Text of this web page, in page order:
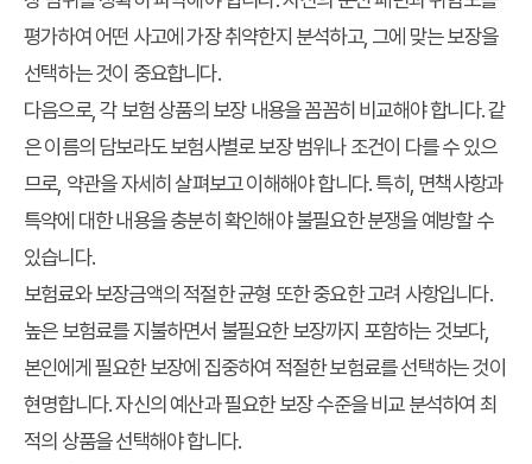
평가하여 어떤 사고에 가장 취약한지 분석하고, 그에 맞는 보장을
선택하는 것이 중요합니다.
다음으로, 각 보험 상품의 보장 내용을 꼼꼼히 비교해야 합니다. 같
은 이름의 담보라도 보험사별로 보장 범위나 조건이 다를 수 있으
므로, 약관을 자세히 살펴보고 이해해야 합니다. 특히, 면책사항과
특약에 대한 내용을 충분히 확인해야 불필요한 분쟁을 예방할 수
있습니다.
보험료와 보장금액의 적절한 균형 또한 중요한 고려 사항입니다.
높은 보험료를 지불하면서 불필요한 보장까지 포함하는 것보다,
본인에게 필요한 보장에 집중하여 적절한 보험료를 선택하는 것이
현명합니다. 자신의 예산과 필요한 보장 수준을 비교 분석하여 최
적의 상품을 선택해야 합니다.